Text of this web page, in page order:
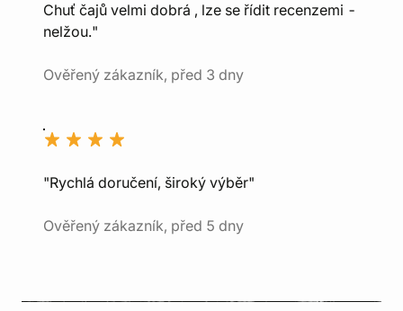
Chuť čajů velmi dobrá , lze se řídit recenzemi -
nelžou."
Ověřený zákazník, před 3 dny
"Rychlá doručení, široký výběr"
Ověřený zákazník, před 5 dny